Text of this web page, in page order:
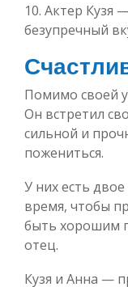
10. Актер Кузя
безупречный
Помимо своей
Он встретил
сильной и
пожениться.
У них есть
время, чтобы
быть хорошим
отец.
Кузя и Анна —